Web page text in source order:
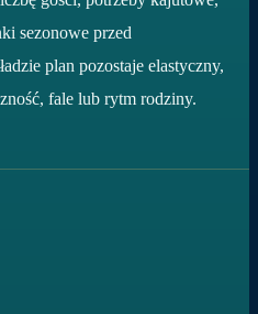
sezonowe przed
plan pozostaje elastyczny,
fale lub rytm rodziny.